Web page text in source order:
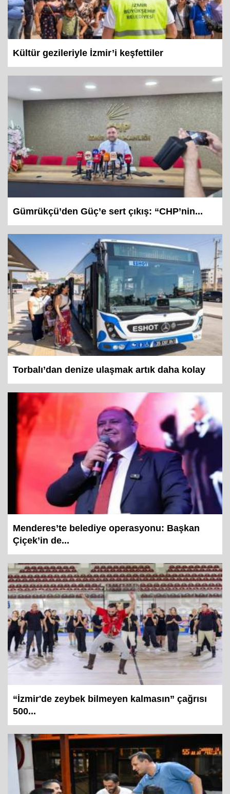
Kültür gezileriyle İzmir’i keşfettiler
Gümrükçü’den Güç’e sert çıkış: “CHP’nin...
Torbalı’dan denize ulaşmak artık daha kolay
Menderes’te belediye operasyonu: Başkan
Çiçek’in de...
“İzmir'de zeybek bilmeyen kalmasın” çağrısı
500...